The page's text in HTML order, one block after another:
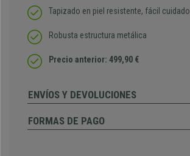
Tapizado en piel resistente, fácil cuidado
Robusta estructura metálica
Precio anterior: 499,90 €
ENVÍOS Y DEVOLUCIONES
FORMAS DE PAGO